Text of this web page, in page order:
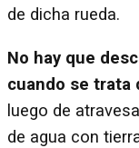
de dicha rueda.
No hay que
cuando se trata
luego de
de agua con